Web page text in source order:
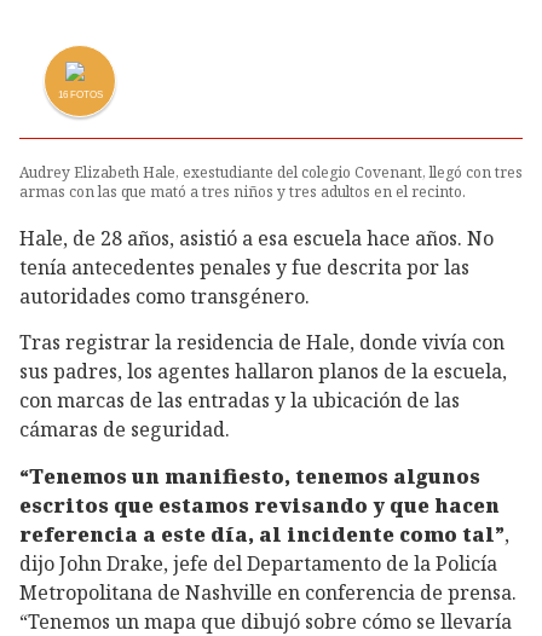
16FOTOS
Audrey Elizabeth Hale, exestudiante del colegio Covenant, llegó con tres
armas con las que mató a tres niños y tres adultos en el recinto.
Hale, de 28 años, asistió a esa escuela hace años. No
tenía antecedentes penales y fue descrita por las
autoridades como transgénero.
Tras registrar la residencia de Hale, donde vivía con
sus padres, los agentes hallaron planos de la escuela,
con marcas de las entradas y la ubicación de las
cámaras de seguridad.
“Tenemos un manifiesto, tenemos algunos
escritos que estamos revisando y que hacen
referencia a este día, al incidente como tal”,
dijo John Drake, jefe del Departamento de la Policía
Metropolitana de Nashville en conferencia de prensa.
“Tenemos un mapa que dibujó sobre cómo se llevaría